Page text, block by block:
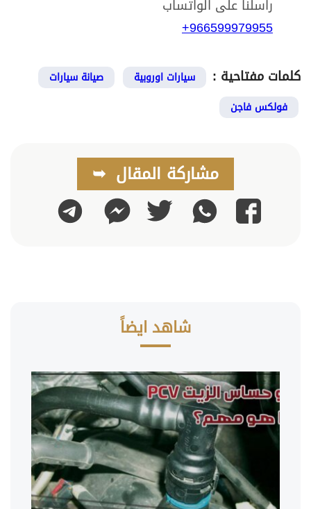
راسلنا على الواتساب
966599979955+
كلمات مفتاحية : سيارات اوروبية
صيانة سيارات
فولكس فاجن
مشاركة المقال
فيسبوك
واتساب تويتر ماسنجر
شاهد ايضاً